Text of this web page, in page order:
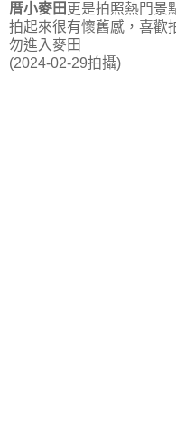
厝小麥田 更是拍照熱門景
拍起來很有懷舊感，喜歡
勿進入麥田
(2024-02-29拍攝)